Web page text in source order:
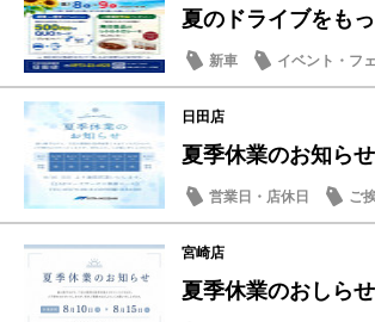
夏のドライブをも
新車 イベント・フ
店内イベント
日田店
夏季休業のお知らせ
営業日・店休日 ご
宮崎店
夏季休業のおしらせ